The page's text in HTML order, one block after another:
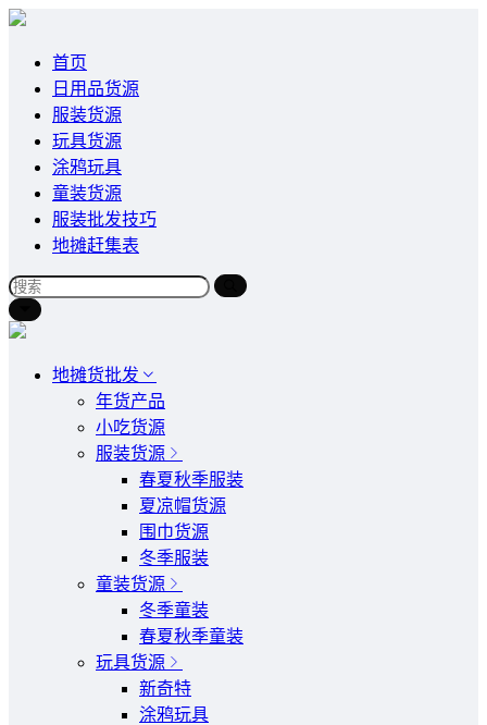
首页
日用品货源
服装货源
玩具货源
涂鸦玩具
童装货源
服装批发技巧
地摊赶集表
地摊货批发
年货产品
小吃货源
服装货源
春夏秋季服装
夏凉帽货源
围巾货源
冬季服装
童装货源
冬季童装
春夏秋季童装
玩具货源
新奇特
涂鸦玩具